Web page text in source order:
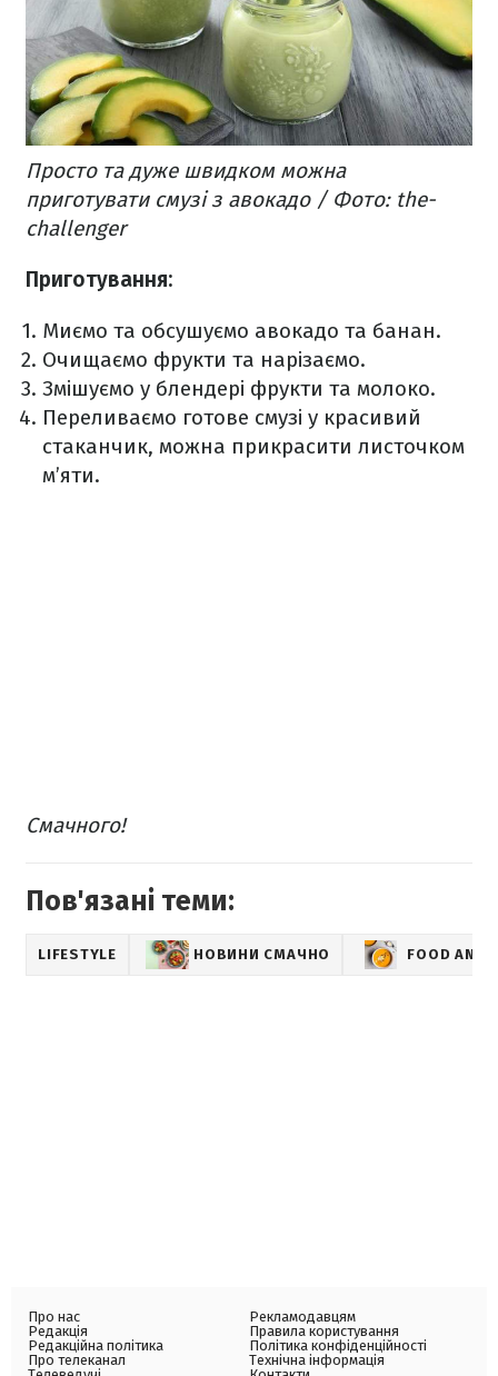
Просто та дуже швидком можна
приготувати смузі з авокадо / Фото: the-
challenger
Приготування:
Миємо та обсушуємо авокадо та банан.
Очищаємо фрукти та нарізаємо.
Змішуємо у блендері фрукти та молоко.
Переливаємо готове смузі у красивий
стаканчик, можна прикрасити листочком
м’яти.
Смачного!
Пов'язані теми:
LIFESTYLE НОВИНИ СМАЧНО FOOD AND
Про нас
Редакція
Редакційна політика
Про телеканал
Рекламодавцям
Правила користування
Політика конфіденційності
Технічна інформація